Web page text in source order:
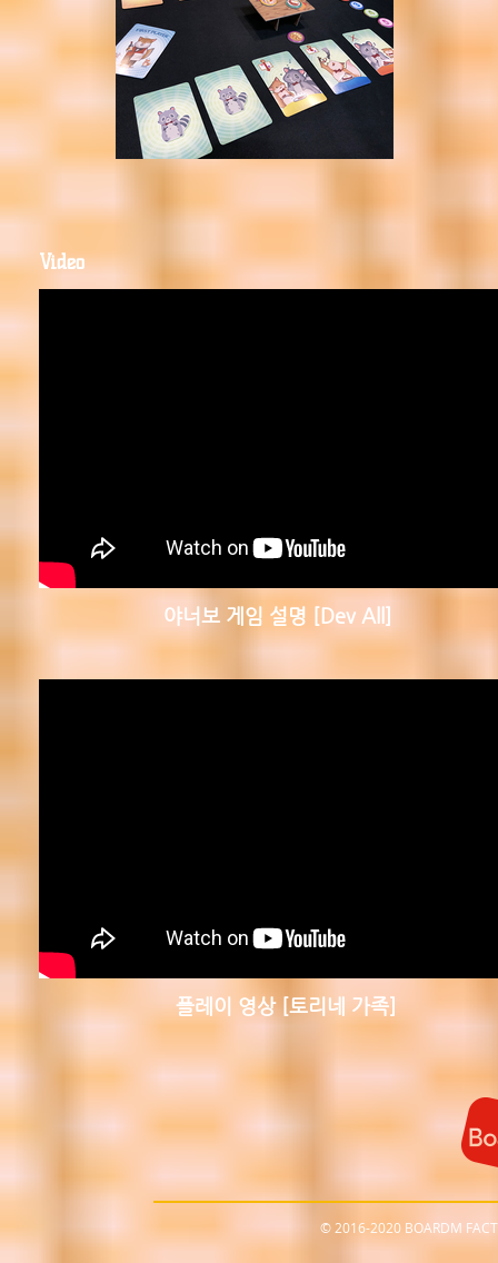
야너보 게임 설명 [Dev All]
플레이 영상 [토리네 가족]
Video
© 2016-2020 BOARDM